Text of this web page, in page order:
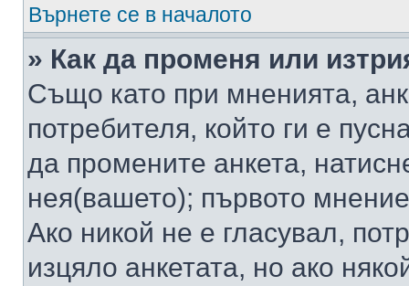
Върнете се в началото
» Как да променя или
Също като при мненията,
потребителя, който ги е
да промените анкета,
нея(вашето); първото
Ако никой не е гласувал,
изцяло анкетата, но ако